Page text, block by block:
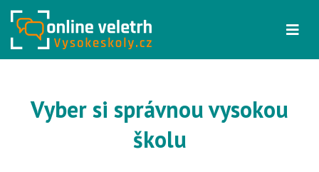
Vyber si správnou vysokou
školu